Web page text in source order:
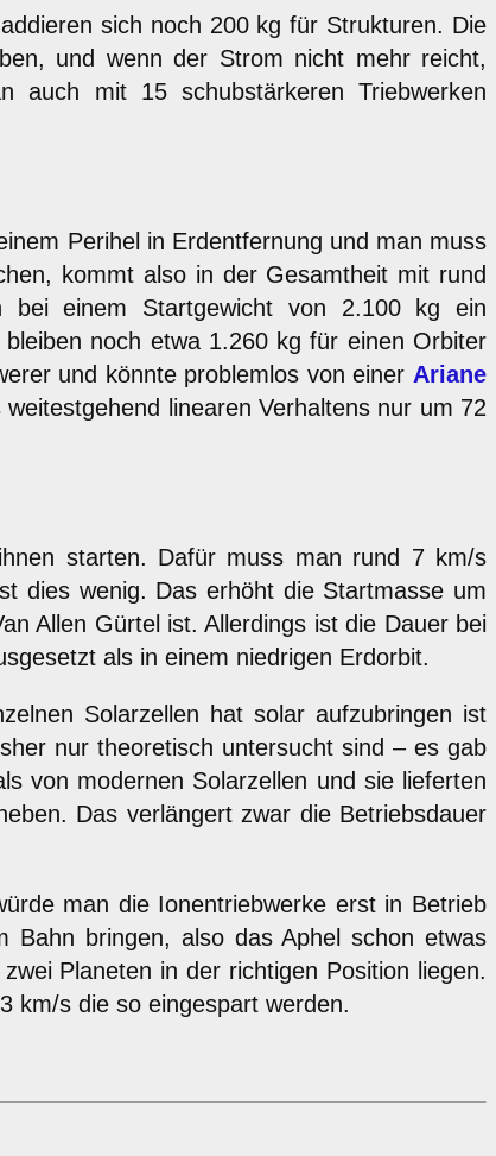
sich noch 200 kg für Strukturen. Die
und wenn der Strom nicht mehr reicht,
auch mit 15 schubstärkeren Triebwerken
Perihel in Erdentfernung und man muss
kommt also in der Gesamtheit mit rund
bei einem Startgewicht von 2.100 kg ein
noch etwa 1.260 kg für einen Orbiter
und könnte problemlos von einer Ariane
linearen Verhaltens nur um 72
starten. Dafür muss man rund 7 km/s
dies wenig. Das erhöht die Startmasse um
Allen Gürtel ist. Allerdings ist die Dauer bei
als in einem niedrigen Erdorbit.
Solarzellen hat solar aufzubringen ist
nur theoretisch untersucht sind – es gab
von modernen Solarzellen und sie lieferten
Das verlängert zwar die Betriebsdauer
man die Ionentriebwerke erst in Betrieb
Bahn bringen, also das Aphel schon etwas
Planeten in der richtigen Position liegen.
km/s die so eingespart werden.